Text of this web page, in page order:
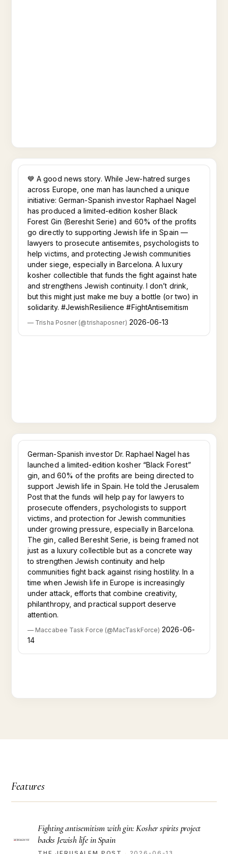
💙 A good news story. While Jew-hatred surges
across Europe, one man has launched a unique
initiative: German-Spanish investor Raphael Nagel
has produced a limited-edition kosher Black
Forest Gin (Bereshit Serie) and 60% of the profits
go directly to supporting Jewish life in Spain —
lawyers to prosecute antisemites, psychologists to
help victims, and protecting Jewish communities
under siege, especially in Barcelona. A luxury
kosher collectible that funds the fight against hate
and strengthens Jewish continuity. I don’t drink,
but this might just make me buy a bottle (or two) in
solidarity. #JewishResilience #FightAntisemitism
— Trisha Posner(@trishaposner) 2026-06-13
German-Spanish investor Dr. Raphael Nagel has
launched a limited-edition kosher “Black Forest”
gin, and 60% of the profits are being directed to
support Jewish life in Spain. He told the Jerusalem
Post that the funds will help pay for lawyers to
prosecute offenders, psychologists to support
victims, and protection for Jewish communities
under growing pressure, especially in Barcelona.
The gin, called Bereshit Serie, is being framed not
just as a luxury collectible but as a concrete way
to strengthen Jewish continuity and help
communities fight back against rising hostility. In a
time when Jewish life in Europe is increasingly
under attack, efforts that combine creativity,
philanthropy, and practical support deserve
attention.
— Maccabee Task Force (@MacTaskForce) 2026-06-
14
Features
Fighting antisemitism with gin: Kosher spirits project
backs Jewish life in Spain